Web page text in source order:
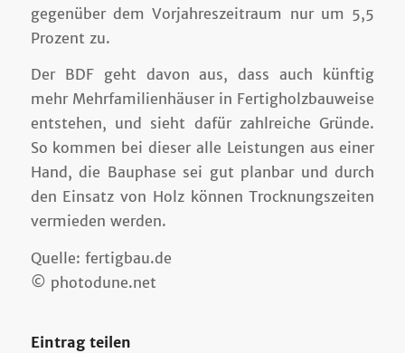
gegenüber dem Vorjahreszeitraum nur um 5,5
Prozent zu.
Der BDF geht davon aus, dass auch künftig
mehr Mehrfamilienhäuser in Fertigholzbauweise
entstehen, und sieht dafür zahlreiche Gründe.
So kommen bei dieser alle Leistungen aus einer
Hand, die Bauphase sei gut planbar und durch
den Einsatz von Holz können Trocknungszeiten
vermieden werden.
Quelle: fertigbau.de
© photodune.net
Eintrag teilen